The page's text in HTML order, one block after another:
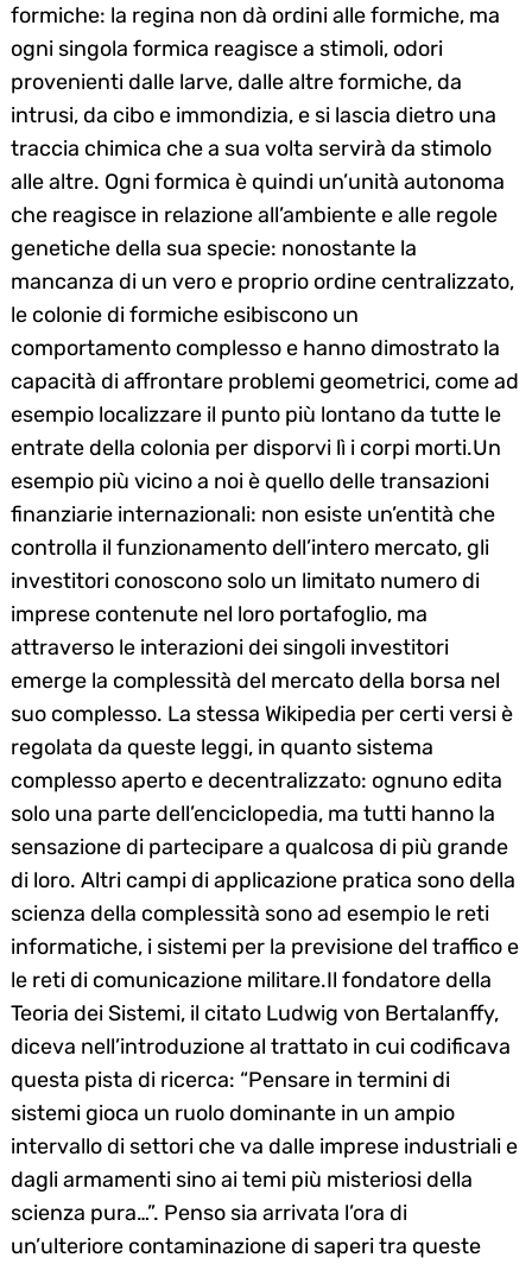
formiche: la regina non dà ordini alle formiche, ma
ogni singola formica reagisce a stimoli, odori
provenienti dalle larve, dalle altre formiche, da
intrusi, da cibo e immondizia, e si lascia dietro una
traccia chimica che a sua volta servirà da stimolo
alle altre. Ogni formica è quindi un’unità autonoma
che reagisce in relazione all’ambiente e alle regole
genetiche della sua specie: nonostante la
mancanza di un vero e proprio ordine centralizzato,
le colonie di formiche esibiscono un
comportamento complesso e hanno dimostrato la
capacità di affrontare problemi geometrici, come ad
esempio localizzare il punto più lontano da tutte le
entrate della colonia per disporvi lì i corpi morti.Un
esempio più vicino a noi è quello delle transazioni
finanziarie internazionali: non esiste un’entità che
controlla il funzionamento dell’intero mercato, gli
investitori conoscono solo un limitato numero di
imprese contenute nel loro portafoglio, ma
attraverso le interazioni dei singoli investitori
emerge la complessità del mercato della borsa nel
suo complesso. La stessa Wikipedia per certi versi è
regolata da queste leggi, in quanto sistema
complesso aperto e decentralizzato: ognuno edita
solo una parte dell’enciclopedia, ma tutti hanno la
sensazione di partecipare a qualcosa di più grande
di loro. Altri campi di applicazione pratica sono della
scienza della complessità sono ad esempio le reti
informatiche, i sistemi per la previsione del traffico e
le reti di comunicazione militare.Il fondatore della
Teoria dei Sistemi, il citato Ludwig von Bertalanffy,
diceva nell’introduzione al trattato in cui codificava
questa pista di ricerca: “Pensare in termini di
sistemi gioca un ruolo dominante in un ampio
intervallo di settori che va dalle imprese industriali e
dagli armamenti sino ai temi più misteriosi della
scienza pura…”. Penso sia arrivata l’ora di
un’ulteriore contaminazione di saperi tra queste